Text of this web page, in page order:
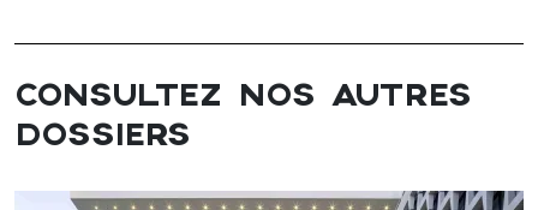
CONSULTEZ NOS AUTRES
DOSSIERS